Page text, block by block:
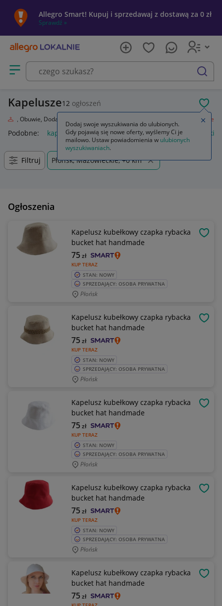
Allegro Smart! Kupuj i sprzedawaj z dostawą za 0 zł
Sprawdź »
Otwórz menu z kategoriami
szukaj
Kapelusze12 ogłoszeń
Obuwie, Dodatki Kapelusze
Podobne: kapelusz kapelusz słomkowy kapelusze damskie
Filtruj Płońsk, Mazowieckie, +0 km
Ogłoszenia
Kapelusz kubełkowy czapka rybacka
bucket hat handmade
KUP TERAZ
75zł
STAN: NOWY
SPRZEDAJĄCY: OSOBA PRYWATNA
Płońsk
Kapelusz kubełkowy czapka rybacka
bucket hat handmade
KUP TERAZ
75zł
STAN: NOWY
SPRZEDAJĄCY: OSOBA PRYWATNA
Płońsk
Kapelusz kubełkowy czapka rybacka
bucket hat handmade
KUP TERAZ
75zł
STAN: NOWY
SPRZEDAJĄCY: OSOBA PRYWATNA
Płońsk
Kapelusz kubełkowy czapka rybacka
bucket hat handmade
KUP TERAZ
75zł
STAN: NOWY
SPRZEDAJĄCY: OSOBA PRYWATNA
Płońsk
Kapelusz kubełkowy czapka rybacka
bucket hat handmade
75zł
Dodaj swoje wyszukiwania do ulubionych.
Gdy pojawią się nowe oferty, wyślemy Ci je
mailowo. Ustaw powiadomienia w ulubionych
wyszukiwaniach.